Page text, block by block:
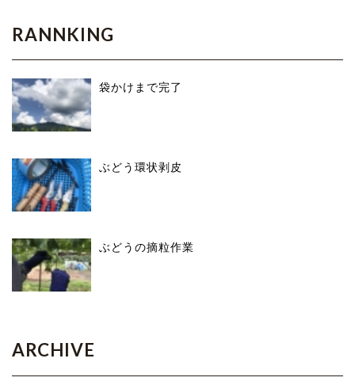
RANNKING
袋かけまで完了
ぶどう環状剥皮
ぶどうの摘粒作業
ARCHIVE